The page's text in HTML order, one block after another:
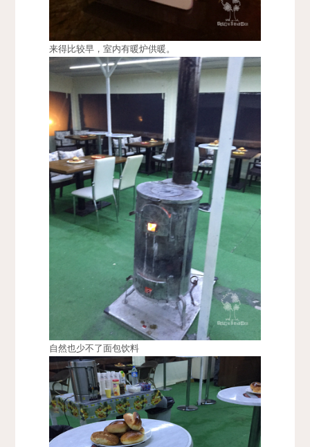
来得比较早，室内有暖炉供暖。
自然也少不了面包饮料